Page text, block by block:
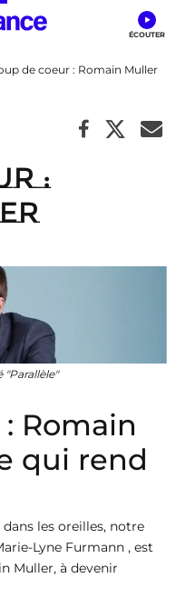
de coeur : Romain Muller
:
Romain
qui rend
dans les oreilles, notre
Lyne Furmann , est
Muller, à devenir